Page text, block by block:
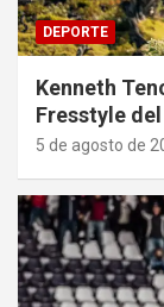
DEPORTE
Kenneth
Fresstyle
5 de agosto de